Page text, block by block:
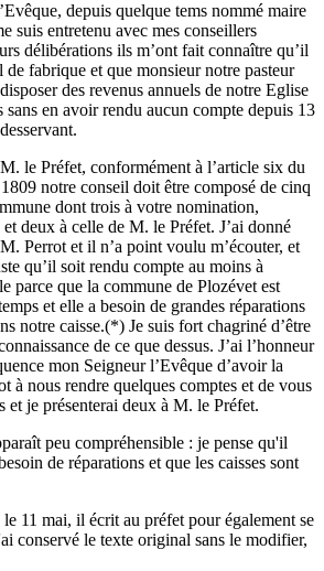
depuis quelque tems nommé maire
suis entretenu avec mes conseillers
délibérations ils m’ont fait connaître qu’il
de fabrique et que monsieur notre pasteur
des revenus annuels de notre Eglise
sans en avoir rendu aucun compte depuis 13
le Préfet, conformément à l’article six du
notre conseil doit être composé de cinq
dont trois à votre nomination,
deux à celle de M. le Préfet. J’ai donné
Perrot et il n’a point voulu m’écouter, et
qu’il soit rendu compte au moins à
parce que la commune de Plozévet est
et elle a besoin de grandes réparations
notre caisse.(*) Je suis fort chagriné d’être
de ce que dessus. J’ai l’honneur
mon Seigneur l’Evêque d’avoir la
à nous rendre quelques comptes et de vous
et je présenterai deux à M. le Préfet.
peu compréhensible : je pense qu'il
de réparations et que les caisses sont
11 mai, il écrit au préfet pour également se
conservé le texte original sans le modifier,